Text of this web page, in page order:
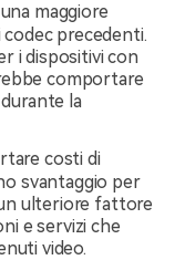
maggiore
precedenti.
i dispositivi con
comportare
la
costi di
svantaggio per
ulteriore fattore
e servizi che
video.